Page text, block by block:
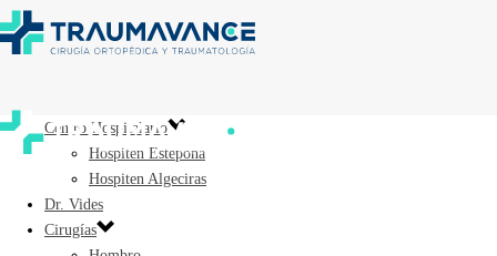
Centro Hospitalario
Hospiten Estepona
Hospiten Algeciras
Dr. Vides
Cirugías